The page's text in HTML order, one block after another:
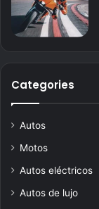
Categories
Autos
Motos
Autos eléctricos
Autos de lujo